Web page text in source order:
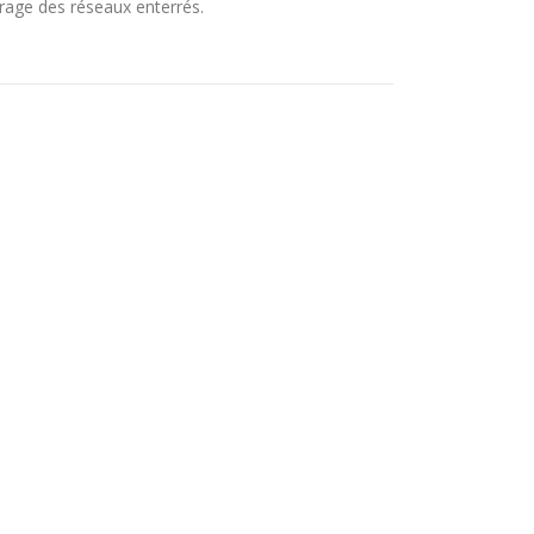
des réseaux enterrés.